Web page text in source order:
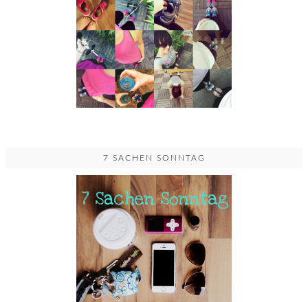
7 SACHEN SONNTAG